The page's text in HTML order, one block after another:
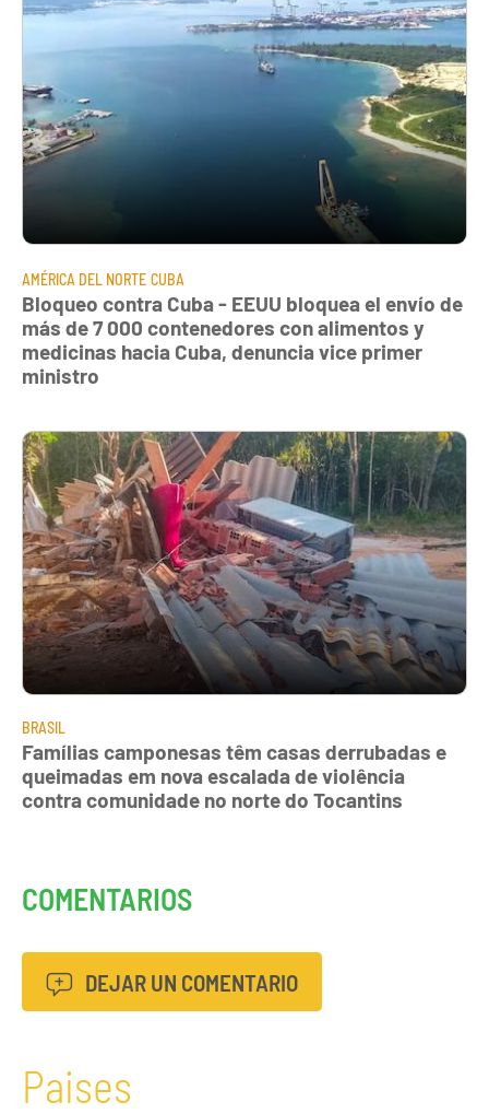
AMÉRICA DEL NORTE CUBA
Bloqueo contra Cuba - EEUU bloquea el envío de
más de 7 000 contenedores con alimentos y
medicinas hacia Cuba, denuncia vice primer
ministro
BRASIL
Famílias camponesas têm casas derrubadas e
queimadas em nova escalada de violência
contra comunidade no norte do Tocantins
COMENTARIOS
DEJAR UN COMENTARIO
Paises